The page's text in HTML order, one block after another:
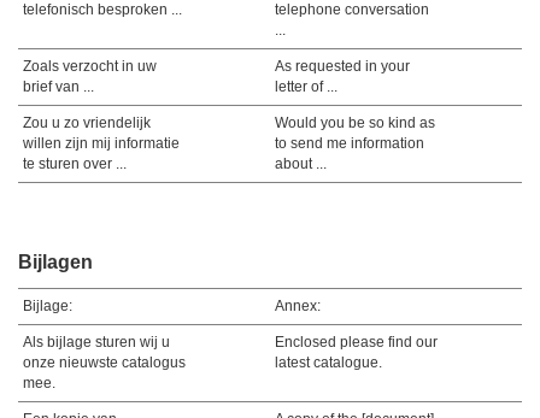
telefonisch besproken ...
telephone conversation
...
Zoals verzocht in uw
brief van ...
As requested in your
letter of ...
Zou u zo vriendelijk
willen zijn mij informatie
te sturen over ...
Would you be so kind as
to send me information
about ...
Bijlagen
Bijlage: Annex:
Als bijlage sturen wij u
onze nieuwste catalogus
mee.
Enclosed please find our
latest catalogue.